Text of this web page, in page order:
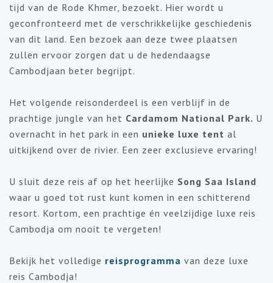
tijd van de Rode Khmer, bezoekt. Hier wordt u
geconfronteerd met de verschrikkelijke geschiedenis
van dit land. Een bezoek aan deze twee plaatsen
zullen ervoor zorgen dat u de hedendaagse
Cambodjaan beter begrijpt.
Het volgende reisonderdeel is een verblijf in de
prachtige jungle van het Cardamom National Park. U
overnacht in het park in een unieke luxe tent al
uitkijkend over de rivier. Een zeer exclusieve ervaring!
U sluit deze reis af op het heerlijke Song Saa Island
waar u goed tot rust kunt komen in een schitterend
resort. Kortom, een prachtige én veelzijdige luxe reis
Cambodja om nooit te vergeten!
Bekijk het volledige reisprogramma van deze luxe
reis Cambodja!